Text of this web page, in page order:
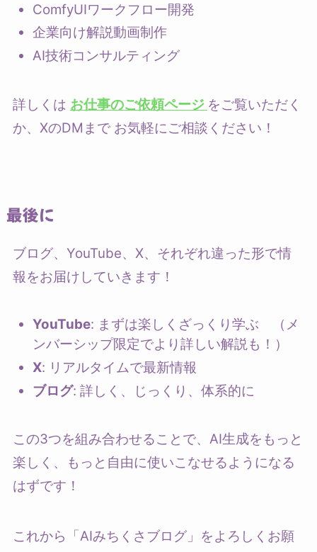
ComfyUIワークフロー開発
企業向け解説動画制作
AI技術コンサルティング
詳しくは お仕事のご依頼ページ をご覧いただく
か、XのDMまで お気軽にご相談ください！
最後に
ブログ、YouTube、X、それぞれ違った形で情
報をお届けしていきます！
YouTube: まずは楽しくざっくり学ぶ （メ
ンバーシップ限定でより詳しい解説も！）
X: リアルタイムで最新情報
ブログ: 詳しく、じっくり、体系的に
この3つを組み合わせることで、AI生成をもっと
楽しく、もっと自由に使いこなせるようになる
はずです！
これから「AIみちくさブログ」をよろしくお願